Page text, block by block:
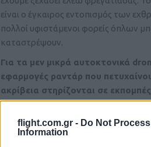
flight.com.gr - Do Not
Information
είναι ο έγκαιρος εντοπισμός των
πολλοί υφιστάμενοι φορείς όπλων
καταστρέψουν.
Για τα μεν μικρά αυτοκτονικά
εφαρμογές ραντάρ που
ακρίβεια στηρίζονται σε
συχνότητας αλλά μικρής
αυτόν τον περιορισμό, τότε η
περιπολίες 24/7 είναι μάλλον ένα